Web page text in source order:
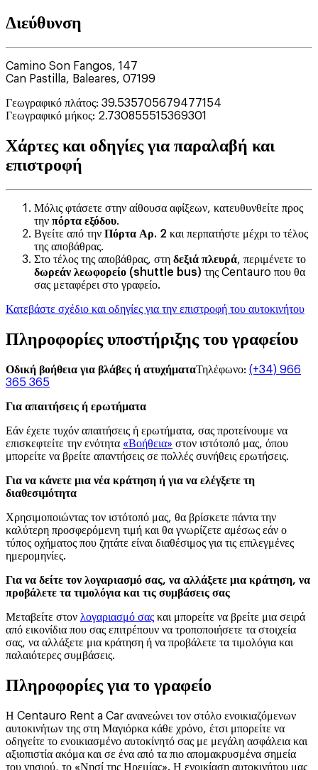
Διεύθυνση
Camino Son Fangos, 147
Can Pastilla, Baleares, 07199
Γεωγραφικό πλάτος: 39.535705679477154
Γεωγραφικό μήκος: 2.730855515369301
Χάρτες και οδηγίες για παραλαβή και
επιστροφή
Μόλις φτάσετε στην αίθουσα αφίξεων, κατευθυνθείτε προς
την πόρτα εξόδου.
Βγείτε από την Πόρτα Αρ. 2 και περπατήστε μέχρι το τέλος
της αποβάθρας.
Στο τέλος της αποβάθρας, στη δεξιά πλευρά, περιμένετε το
δωρεάν λεωφορείο (shuttle bus) της Centauro που θα
σας μεταφέρει στο γραφείο.
Κατεβάστε σχέδιο και οδηγίες για την επιστροφή του αυτοκινήτου
Πληροφορίες υποστήριξης του γραφείου
Οδική βοήθεια για βλάβες ή ατυχήματαΤηλέφωνο: (+34) 966
365 365
Για απαιτήσεις ή ερωτήματα
Εάν έχετε τυχόν απαιτήσεις ή ερωτήματα, σας προτείνουμε να
επισκεφτείτε την ενότητα «Βοήθεια» στον ιστότοπό μας, όπου
μπορείτε να βρείτε απαντήσεις σε πολλές συνήθεις ερωτήσεις.
Για να κάνετε μια νέα κράτηση ή για να ελέγξετε τη
διαθεσιμότητα
Χρησιμοποιώντας τον ιστότοπό μας, θα βρίσκετε πάντα την
καλύτερη προσφερόμενη τιμή και θα γνωρίζετε αμέσως εάν ο
τύπος οχήματος που ζητάτε είναι διαθέσιμος για τις επιλεγμένες
ημερομηνίες.
Για να δείτε τον λογαριασμό σας, να αλλάξετε μια κράτηση, να
προβάλετε τα τιμολόγια και τις συμβάσεις σας
Μεταβείτε στον λογαριασμό σας και μπορείτε να βρείτε μια σειρά
από εικονίδια που σας επιτρέπουν να τροποποιήσετε τα στοιχεία
σας, να αλλάξετε μια κράτηση ή να προβάλετε τα τιμολόγια και
παλαιότερες συμβάσεις.
Πληροφορίες για το γραφείο
Η Centauro Rent a Car ανανεώνει τον στόλο ενοικιαζόμενων
αυτοκινήτων της στη Μαγιόρκα κάθε χρόνο, έτσι μπορείτε να
οδηγείτε το ενοικιασμένο αυτοκίνητό σας με μεγάλη ασφάλεια και
αξιοπιστία ακόμα και σε ένα από τα πιο απομακρυσμένα σημεία
του νησιού, το «Νησί της Ηρεμίας». Η ενοικίαση αυτοκινήτου μας